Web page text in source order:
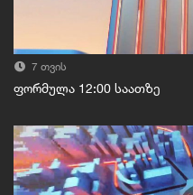
7 თვის
ფორმულა 12:00 საათზე